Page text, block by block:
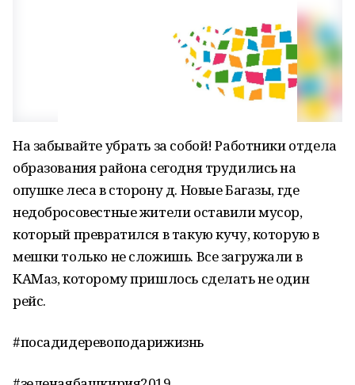
На забывайте убрать за собой! Работники отдела
образования района сегодня трудились на
опушке леса в сторону д. Новые Багазы, где
недобросовестные жители оставили мусор,
который превратился в такую кучу, которую в
мешки только не сложишь. Все загружали в
КАМаз, которому пришлось сделать не один
рейс.
#посадидеревоподарижизнь